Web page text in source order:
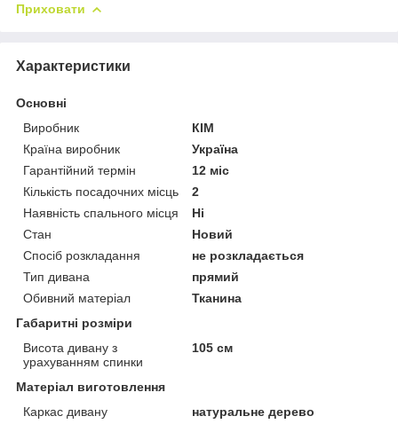
Приховати
Характеристики
Основні
Виробник
КІМ
Країна виробник
Україна
Гарантійний термін
12 міс
Кількість посадочних місць
2
Наявність спального місця
Ні
Стан
Новий
Спосіб розкладання
не розкладається
Тип дивана
прямий
Обивний матеріал
Тканина
Габаритні розміри
Висота дивану з
урахуванням спинки
105 см
Матеріал виготовлення
Каркас дивану
натуральне дерево